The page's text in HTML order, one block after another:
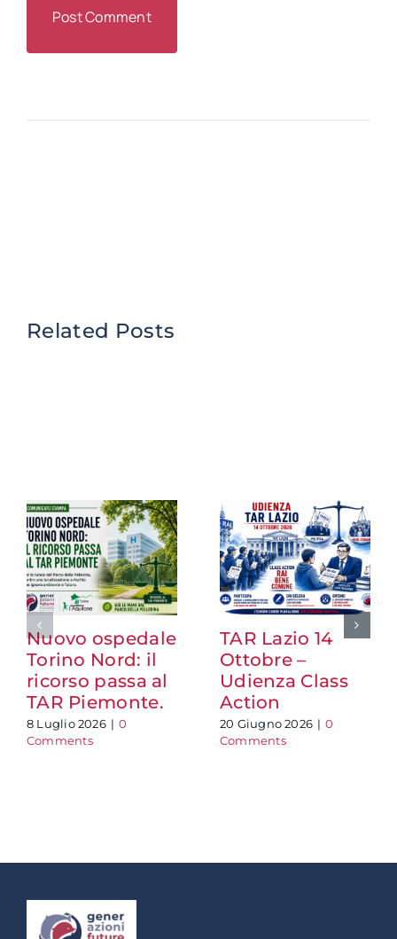
Related Posts
Nuovo ospedale
Torino Nord: il
ricorso passa al
TAR Piemonte.
8 Luglio 2026 | 0
Comments
TAR Lazio 14
Ottobre –
Udienza Class
Action
20 Giugno 2026 | 0
Comments